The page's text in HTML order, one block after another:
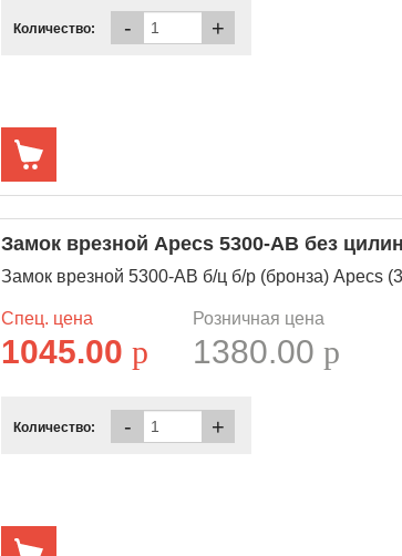
Количество: - +
Замок врезной Apecs 5300-АВ без
Замок врезной 5300-АВ б/ц б/р (бронза) Apecs
Спец. цена
1045.00p
Розничная цена
1380.00p
Количество: - +